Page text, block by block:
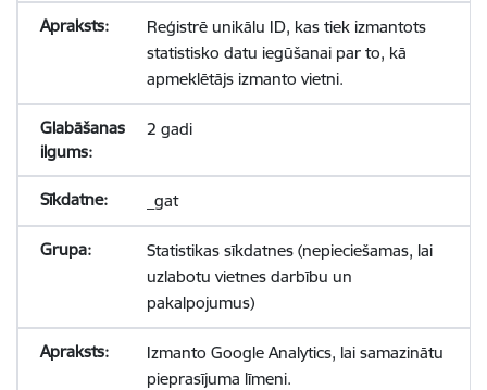
Reģistrē unikālu ID, kas tiek izmantots
statistisko datu iegūšanai par to, kā
apmeklētājs izmanto vietni.
2 gadi
_gat
Statistikas sīkdatnes (nepieciešamas, lai
uzlabotu vietnes darbību un
pakalpojumus)
Izmanto Google Analytics, lai samazinātu
pieprasījuma līmeni.